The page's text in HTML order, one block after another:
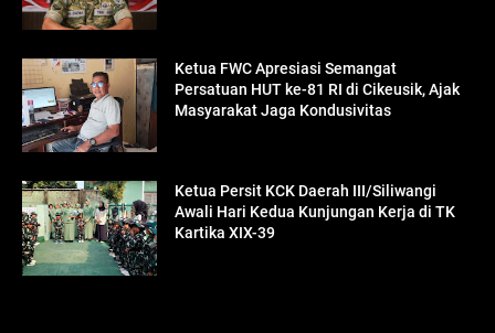
Ketua FWC Apresiasi Semangat
Persatuan HUT ke-81 RI di Cikeusik, Ajak
Masyarakat Jaga Kondusivitas
Ketua Persit KCK Daerah III/Siliwangi
Awali Hari Kedua Kunjungan Kerja di TK
Kartika XIX-39